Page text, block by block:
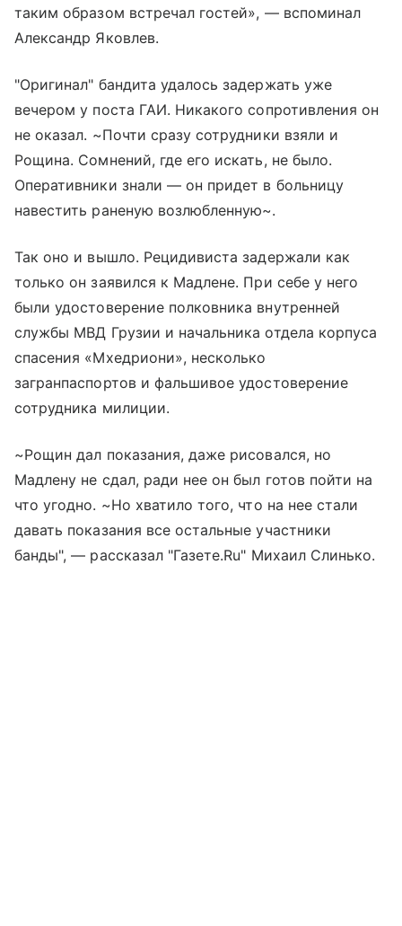
таким образом встречал гостей», — вспоминал
Александр Яковлев.
"Оригинал" бандита удалось задержать уже
вечером у поста ГАИ. Никакого сопротивления он
не оказал. ~Почти сразу сотрудники взяли и
Рощина. Сомнений, где его искать, не было.
Оперативники знали — он придет в больницу
навестить раненую возлюбленную~.
Так оно и вышло. Рецидивиста задержали как
только он заявился к Мадлене. При себе у него
были удостоверение полковника внутренней
службы МВД Грузии и начальника отдела корпуса
спасения «Мхедриони», несколько
загранпаспортов и фальшивое удостоверение
сотрудника милиции.
~Рощин дал показания, даже рисовался, но
Мадлену не сдал, ради нее он был готов пойти на
что угодно. ~Но хватило того, что на нее стали
давать показания все остальные участники
банды", — рассказал "Газете.Ru" Михаил Слинько.